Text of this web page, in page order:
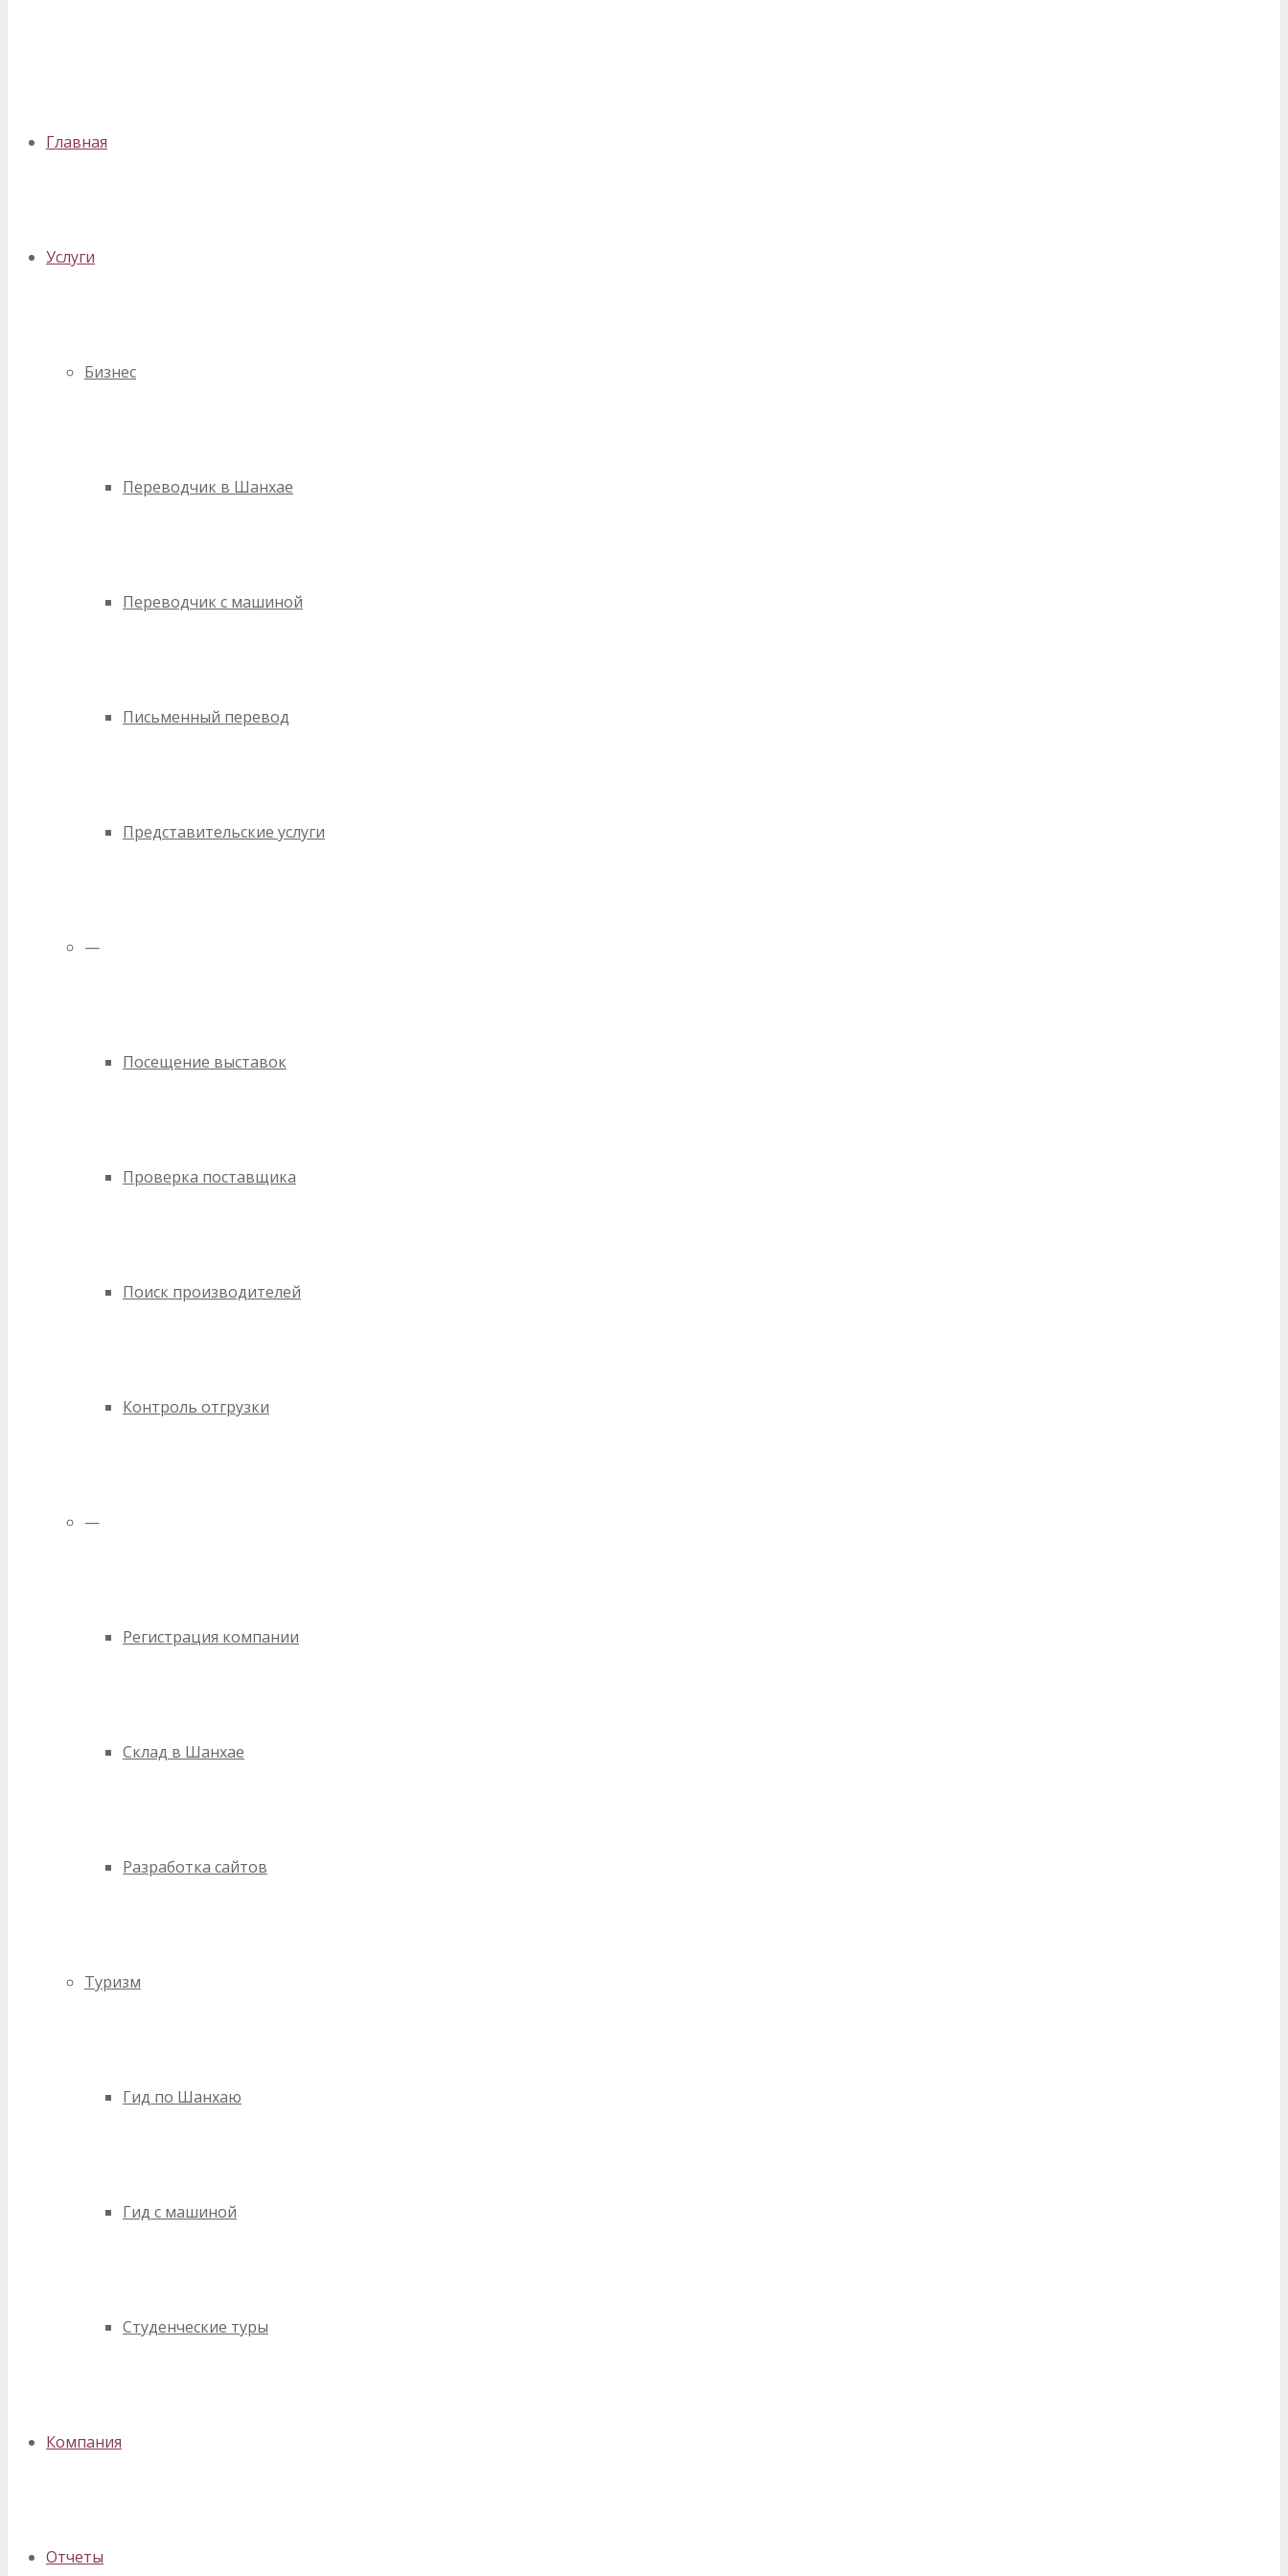
Главная
Услуги
Бизнес
Переводчик в Шанхае
Переводчик с машиной
Письменный перевод
Представительские услуги
—
Посещение выставок
Проверка поставщика
Поиск производителей
Контроль отгрузки
—
Регистрация компании
Склад в Шанхае
Разработка сайтов
Туризм
Гид по Шанхаю
Гид с машиной
Студенческие туры
Компания
Отчеты